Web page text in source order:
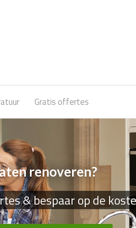
Gratis offertes
renoveren?
& bespaar op de